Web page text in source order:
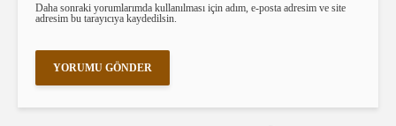
Daha sonraki yorumlarımda kullanılması için adım, e-posta adresim ve site
adresim bu tarayıcıya kaydedilsin.